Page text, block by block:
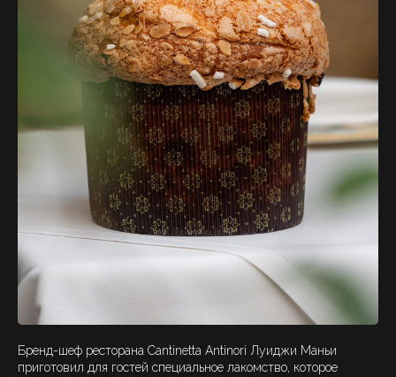
Бренд-шеф ресторана Cantinetta Antinori Луиджи Маньи
приготовил для гостей специальное лакомство, которое